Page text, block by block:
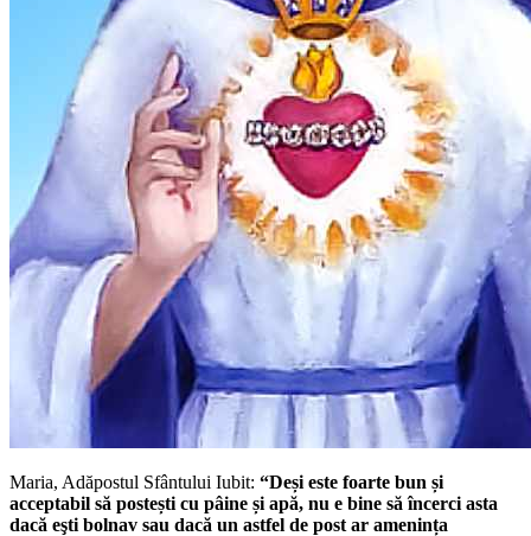
Maria, Adăpostul Sfântului Iubit: “Deși este foarte bun și
acceptabil să postești cu pâine și apă, nu e bine să încerci asta
dacă eşti bolnav sau dacă un astfel de post ar amenința